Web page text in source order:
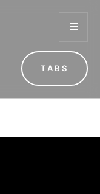
TABS